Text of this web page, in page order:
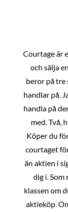
Courtage är
och sälja
beror på tre
handlar på.
handla på
med. Två,
Köper du
courtaget
än aktien i
dig i. Som
klassen om
aktieköp.